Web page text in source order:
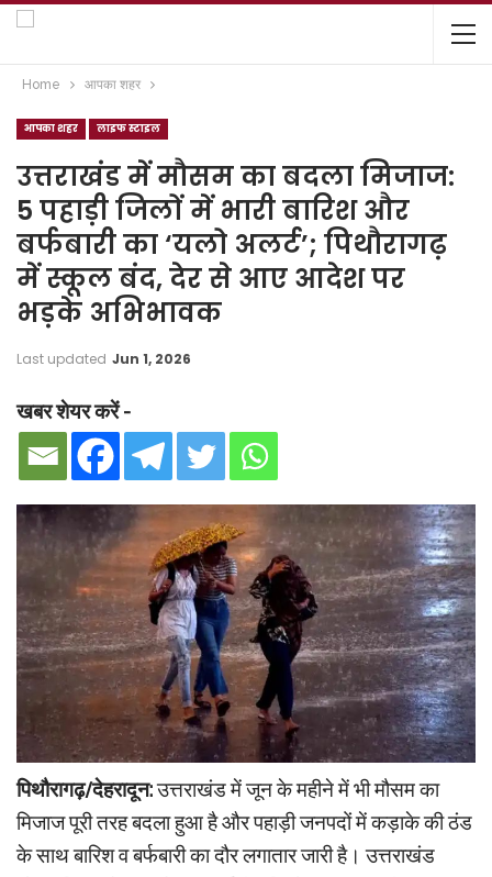
Home आपका शहर
आपका शहर लाइफ स्टाइल
उत्तराखंड में मौसम का बदला मिजाज:
5 पहाड़ी जिलों में भारी बारिश और
बर्फबारी का ‘यलो अलर्ट’; पिथौरागढ़
में स्कूल बंद, देर से आए आदेश पर
भड़के अभिभावक
Last updated Jun 1, 2026
खबर शेयर करें -
पिथौरागढ़/देहरादून:उत्तराखंड में जून के महीने में भी मौसम का
मिजाज पूरी तरह बदला हुआ है और पहाड़ी जनपदों में कड़ाके की ठंड
के साथ बारिश व बर्फबारी का दौर लगातार जारी है। उत्तराखंड